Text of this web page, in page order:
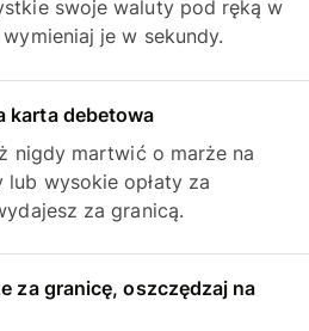
swoje waluty pod ręką w
je w sekundy.
karta debetowa
nigdy martwić o marże na
lub wysokie opłaty za
za granicą.
za granicę, oszczędzaj na